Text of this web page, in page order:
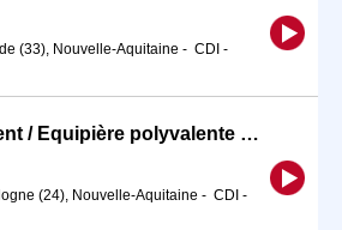
(33), Nouvelle-Aquitaine - CDI -
Equipier polyvalent / Equipière polyvalente de restauration rapid (H/F)
(24), Nouvelle-Aquitaine - CDI -